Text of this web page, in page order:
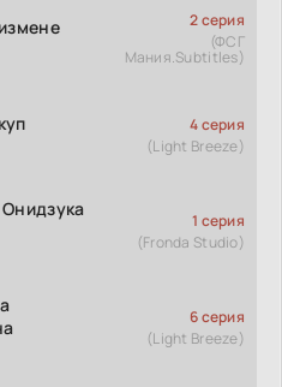
2 серия
(ФСГ
Мания.Subtitles)
4 серия
(Light Breeze)
1 серия
(Fronda Studio)
6 серия
(Light Breeze)